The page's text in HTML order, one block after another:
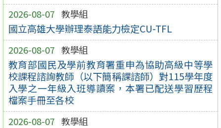
2026-08-07 教學組
國立高雄大學辦理泰語能力檢定CU-TFL
2026-08-07 教學組
教育部國民及學前教育署重申為協助高級中等學
校課程諮詢教師（以下簡稱課諮師）對115學年度
入學之一年級入班導讀案，本署已配送學習歷程
檔案手冊至各校
2026-08-07 教學組